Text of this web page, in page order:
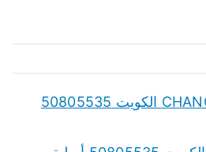
قطع غيار شانجان CHANGAN الكويت 50805535